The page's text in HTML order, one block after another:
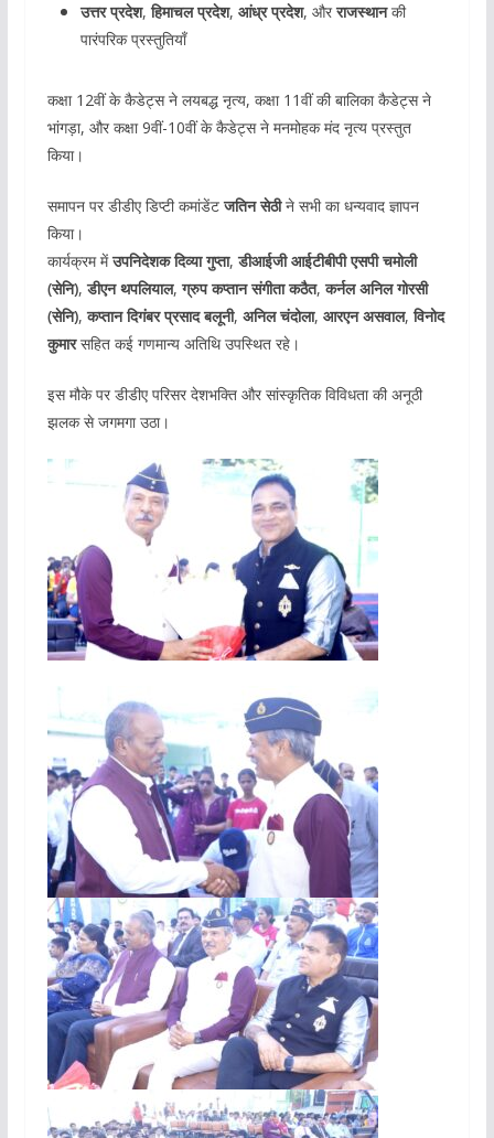
उत्तर प्रदेश,हिमाचल प्रदेश, आंध्र प्रदेश, औरराजस्थानकी
पारंपरिक प्रस्तुतियाँ
कक्षा 12वीं के कैडेट्स ने लयबद्ध नृत्य, कक्षा 11वीं की बालिका कैडेट्स ने
भांगड़ा, और कक्षा 9वीं-10वीं के कैडेट्स ने मनमोहक मंद नृत्य प्रस्तुत
किया।
समापन पर डीडीए डिप्टी कमांडेंटजतिन सेठीने सभी का धन्यवाद ज्ञापन
किया।
कार्यक्रम मेंउपनिदेशक दिव्या गुप्ता,डीआईजी आईटीबीपी एसपी चमोली
(सेनि),डीएन थपलियाल,ग्रुप कप्तान संगीता कठैत,कर्नल अनिल गोरसी
(सेनि),कप्तान दिगंबर प्रसाद बलूनी, अनिल चंदोला, आरएन असवाल,विनोद
कुमारसहित कई गणमान्य अतिथि उपस्थित रहे।
इस मौके पर डीडीए परिसर देशभक्ति और सांस्कृतिक विविधता की अनूठी
झलक से जगमगा उठा।